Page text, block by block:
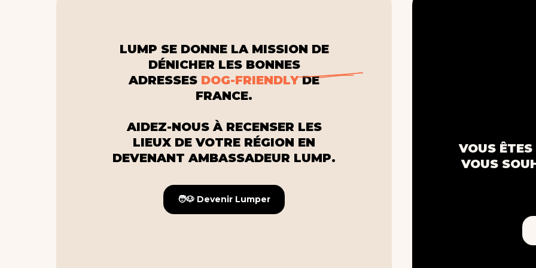
LUMP SE DONNE LA MISSION DE
DÉNICHER LES BONNES
ADRESSES DOG-FRIENDLYDE
FRANCE.
AIDEZ-NOUS À RECENSER LES
LIEUX DE VOTRE RÉGION EN
DEVENANT AMBASSADEUR LUMP.
🧑🐶 Devenir Lumper
🧑🐶 Devenir Lumper
VOUS
VOUS